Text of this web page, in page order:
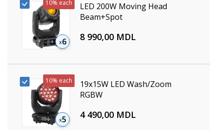
6
10% each
LED 200W Moving Head
Beam+Spot
8 990,00 MDL
5
10% each
19x15W LED Wash/Zoom
RGBW
4 490,00 MDL